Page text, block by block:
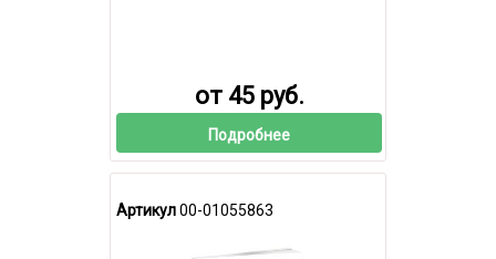
от 45 руб.
Подробнее
Артикул00-01055863